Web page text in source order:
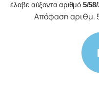
έλαβε αύξοντα αριθμό5/58/
Απόφαση αριθμ.